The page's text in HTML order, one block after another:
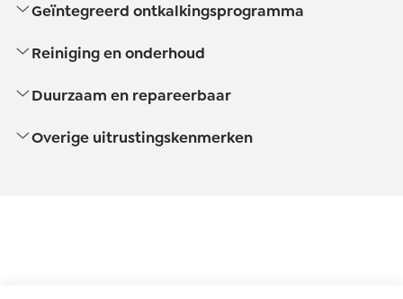
Geïntegreerd ontkalkingsprogramma
Reiniging en onderhoud
Duurzaam en repareerbaar
Overige uitrustingskenmerken